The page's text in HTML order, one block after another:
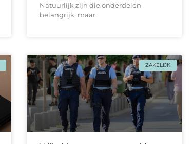
Natuurlijk zijn die onderdelen
belangrijk, maar
ZAKELIJK